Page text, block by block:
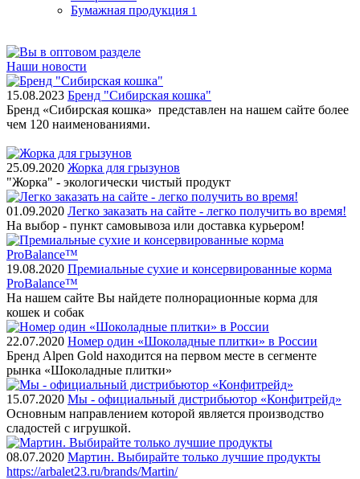
Бумажная продукция 1
Наши новости
15.08.2023 Бренд "Сибирская кошка"
Бренд «Сибирская кошка» представлен на нашем сайте более
чем 120 наименованиями.
25.09.2020 Жорка для грызунов
"Жорка" - экологически чистый продукт
01.09.2020 Легко заказать на сайте - легко получить во время!
На выбор - пункт самовывоза или доставка курьером!
19.08.2020 Премиальные сухие и консервированные корма
ProBalance™
На нашем сайте Вы найдете полнорационные корма для
кошек и собак
22.07.2020 Номер один «Шоколадные плитки» в России
Бренд Alpen Gold находится на первом месте в сегменте
рынка «Шоколадные плитки»
15.07.2020 Мы - официальный дистрибьютор «Конфитрейд»
Основным направлением которой является производство
сладостей с игрушкой.
08.07.2020 Мартин. Выбирайте только лучшие продукты
https://arbalet23.ru/brands/Martin/